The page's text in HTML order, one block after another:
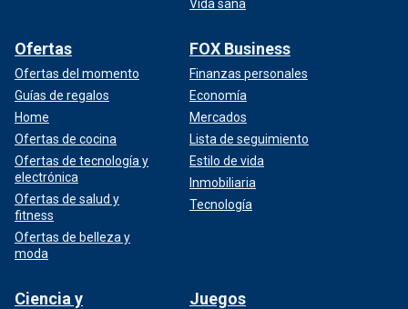
Vida sana
Ofertas
Ofertas del momento
Guías de regalos
Home
Ofertas de cocina
Ofertas de tecnología y
electrónica
Ofertas de salud y
fitness
Ofertas de belleza y
moda
FOX Business
Finanzas personales
Economía
Mercados
Lista de seguimiento
Estilo de vida
Inmobiliaria
Tecnología
Ciencia y
Juegos